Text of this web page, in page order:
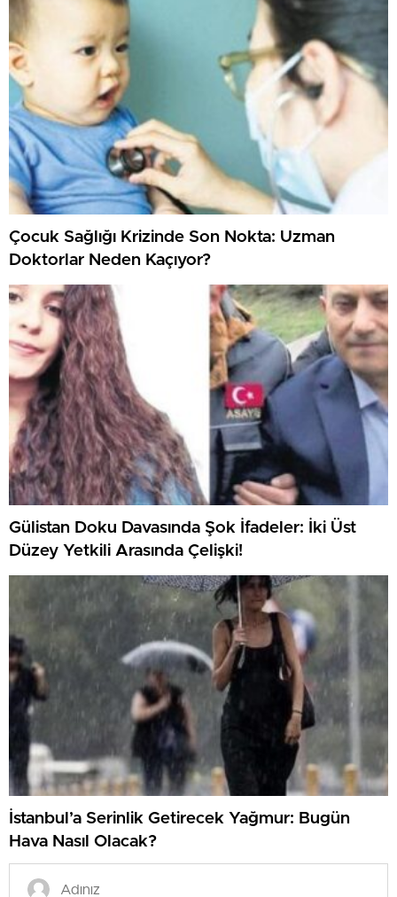
Çocuk Sağlığı Krizinde Son Nokta: Uzman
Doktorlar Neden Kaçıyor?
Gülistan Doku Davasında Şok İfadeler: İki Üst
Düzey Yetkili Arasında Çelişki!
İstanbul’a Serinlik Getirecek Yağmur: Bugün
Hava Nasıl Olacak?